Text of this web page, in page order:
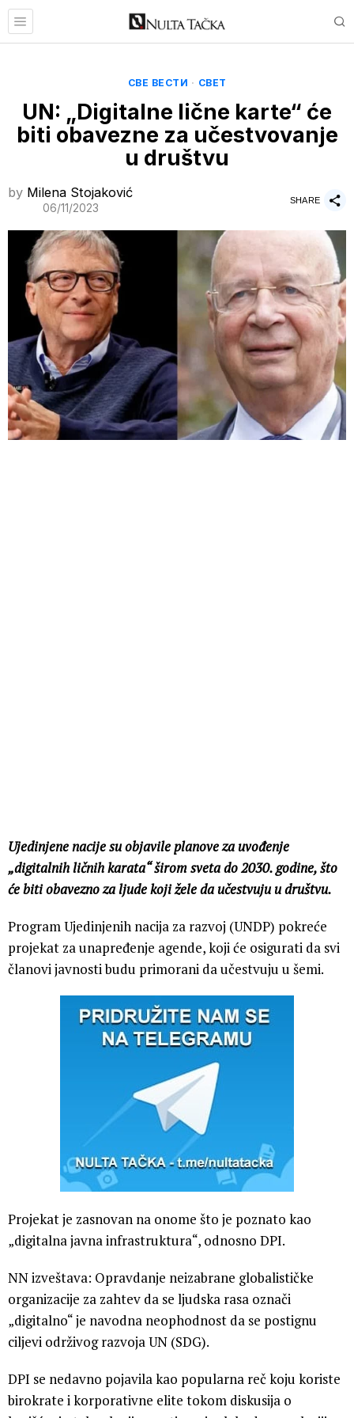
СВЕ ВЕСТИ · СВЕТ
UN: „Digitalne lične karte“ će
biti obavezne za učestvovanje
u društvu
by Milena Stojaković
06/11/2023
SHARE
Ujedinjene nacije su objavile planove za uvođenje
„digitalnih ličnih karata“ širom sveta do 2030. godine, što
će biti obavezno za ljude koji žele da učestvuju u društvu.
Program Ujedinjenih nacija za razvoj (UNDP) pokreće
projekat za unapređenje agende, koji će osigurati da svi
članovi javnosti budu primorani da učestvuju u šemi.
Projekat je zasnovan na onome što je poznato kao
„digitalna javna infrastruktura“, odnosno DPI.
NN izveštava: Opravdanje neizabrane globalističke
organizacije za zahtev da se ljudska rasa označi
„digitalno“ je navodna neophodnost da se postignu
ciljevi održivog razvoja UN (SDG).
DPI se nedavno pojavila kao popularna reč koju koriste
birokrate i korporativne elite tokom diskusija o